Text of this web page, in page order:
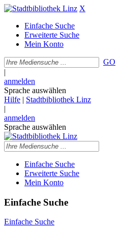
X
Einfache Suche
Erweiterte Suche
Mein Konto
GO
|
anmelden
Sprache auswählen
Hilfe | Stadtbibliothek Linz
|
anmelden
Sprache auswählen
Einfache Suche
Erweiterte Suche
Mein Konto
Einfache Suche
Einfache Suche